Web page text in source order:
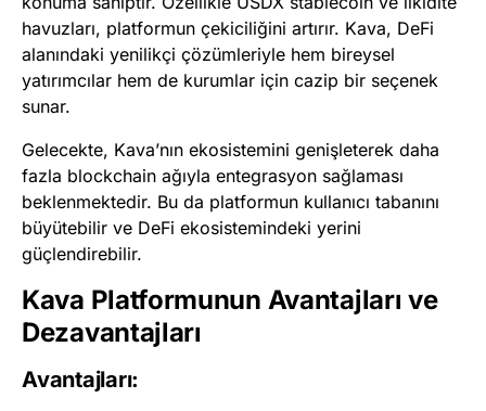
havuzları, platformun çekiciliğini artırır. Kava, DeFi
alanındaki yenilikçi çözümleriyle hem bireysel
yatırımcılar hem de kurumlar için cazip bir seçenek
sunar.
Gelecekte, Kava’nın ekosistemini genişleterek daha
fazla blockchain ağıyla entegrasyon sağlaması
beklenmektedir. Bu da platformun kullanıcı tabanını
büyütebilir ve DeFi ekosistemindeki yerini
güçlendirebilir.
Kava Platformunun Avantajları ve
Dezavantajları
Avantajları: